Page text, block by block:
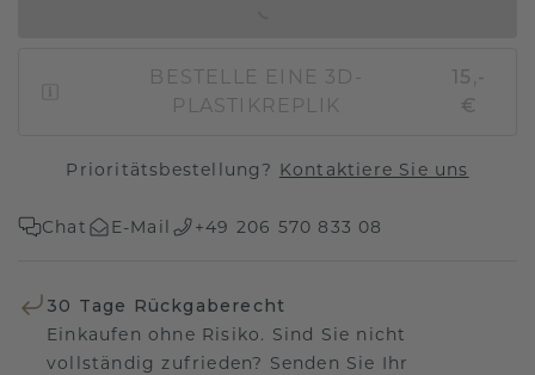
BESTELLE EINE 3D-
PLASTIKREPLIK
15,-
€
Prioritätsbestellung? Kontaktiere Sie uns
Chat E-Mail +49 206 570 833 08
30 Tage Rückgaberecht
Einkaufen ohne Risiko. Sind Sie nicht
vollständig zufrieden? Senden Sie Ihr